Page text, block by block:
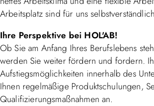
Arbeitsplatz sind für uns
Ihre Perspektive bei HOL'AB!
Ob Sie am Anfang Ihres Berufslebens
werden Sie weiter fördern und fordern.
Aufstiegsmöglichkeiten innerhalb des
Ihnen regelmäßige Produktschulungen,
Qualifizierungsmaßnahmen an.